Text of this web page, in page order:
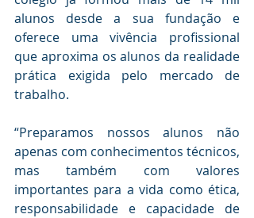
alunos desde a sua fundação e
oferece uma vivência profissional
que aproxima os alunos da realidade
prática exigida pelo mercado de
trabalho.
“Preparamos nossos alunos não
apenas com conhecimentos técnicos,
mas também com valores
importantes para a vida como ética,
responsabilidade e capacidade de